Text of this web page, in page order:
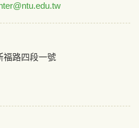
福路四段一號